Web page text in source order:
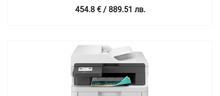
454.8 € / 889.51 лв.